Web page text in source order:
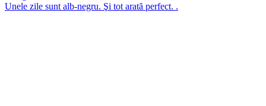
Unele zile sunt alb-negru. Şi tot arată perfect. .